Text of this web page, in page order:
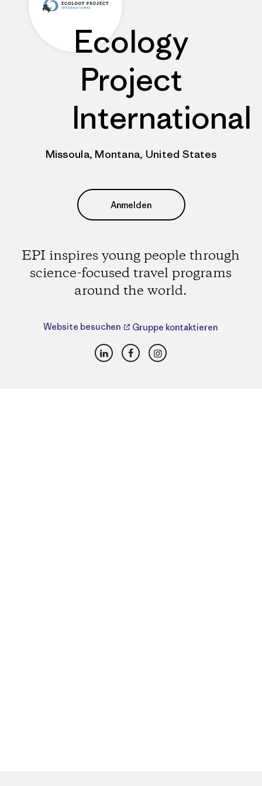
Ecology
Project
International
Missoula, Montana, United States
Anmelden
EPI inspires young people through
science-focused travel programs
around the world.
Website besuchen Gruppe kontaktieren
LinkedInFacebookInstagram